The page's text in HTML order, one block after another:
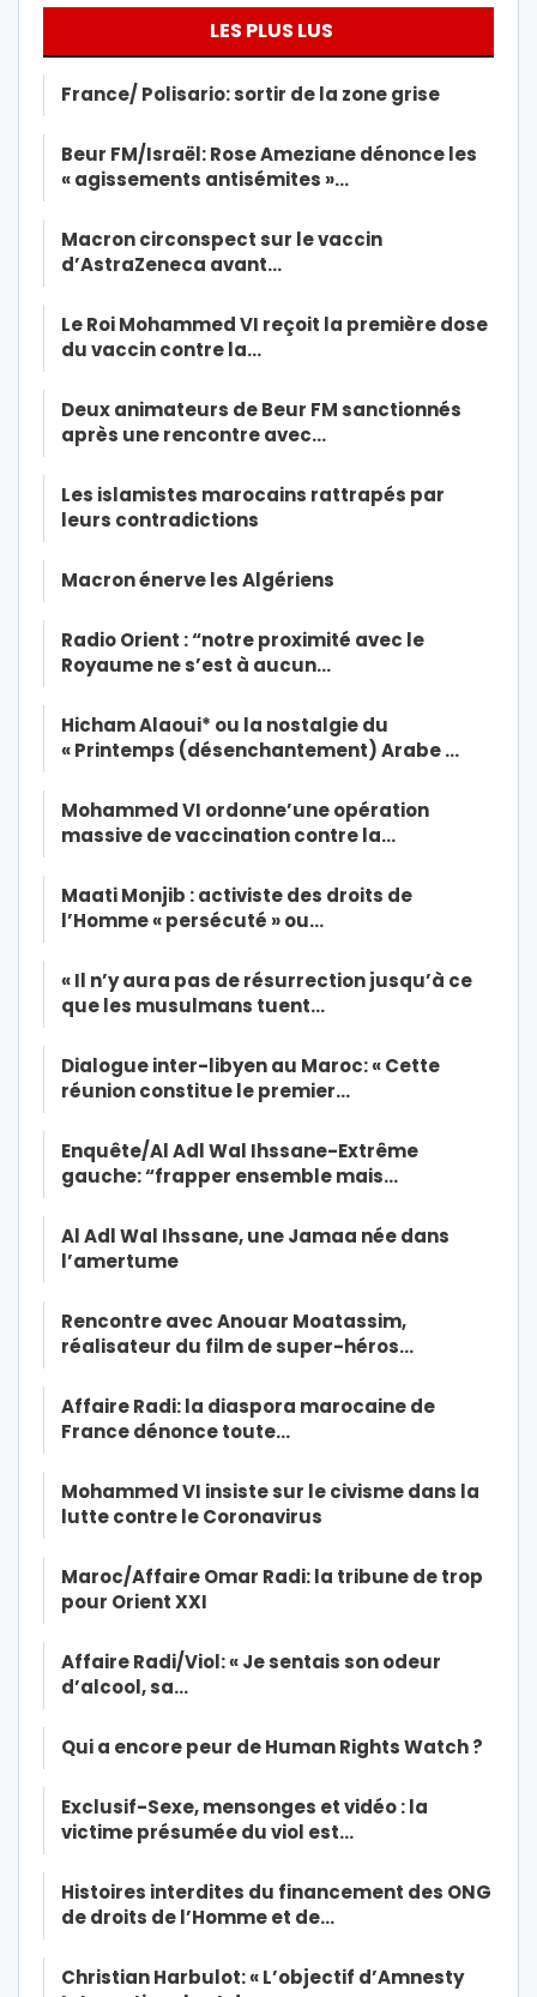
LES PLUS LUS
France/ Polisario: sortir de la zone grise
Beur FM/Israël: Rose Ameziane dénonce les
« agissements antisémites »…
Macron circonspect sur le vaccin
d’AstraZeneca avant…
Le Roi Mohammed VI reçoit la première dose
du vaccin contre la…
Deux animateurs de Beur FM sanctionnés
après une rencontre avec…
Les islamistes marocains rattrapés par
leurs contradictions
Macron énerve les Algériens
Radio Orient : “notre proximité avec le
Royaume ne s’est à aucun…
Hicham Alaoui* ou la nostalgie du
« Printemps (désenchantement) Arabe …
Mohammed VI ordonne’une opération
massive de vaccination contre la…
Maati Monjib : activiste des droits de
l’Homme « persécuté » ou…
« Il n’y aura pas de résurrection jusqu’à ce
que les musulmans tuent…
Dialogue inter-libyen au Maroc: « Cette
réunion constitue le premier…
Enquête/Al Adl Wal Ihssane-Extrême
gauche: “frapper ensemble mais…
Al Adl Wal Ihssane, une Jamaa née dans
l’amertume
Rencontre avec Anouar Moatassim,
réalisateur du film de super-héros…
Affaire Radi: la diaspora marocaine de
France dénonce toute…
Mohammed VI insiste sur le civisme dans la
lutte contre le Coronavirus
Maroc/Affaire Omar Radi: la tribune de trop
pour Orient XXI
Affaire Radi/Viol: « Je sentais son odeur
d’alcool, sa…
Qui a encore peur de Human Rights Watch ?
Exclusif-Sexe, mensonges et vidéo : la
victime présumée du viol est…
Histoires interdites du financement des ONG
de droits de l’Homme et de…
Christian Harbulot: « L’objectif d’Amnesty